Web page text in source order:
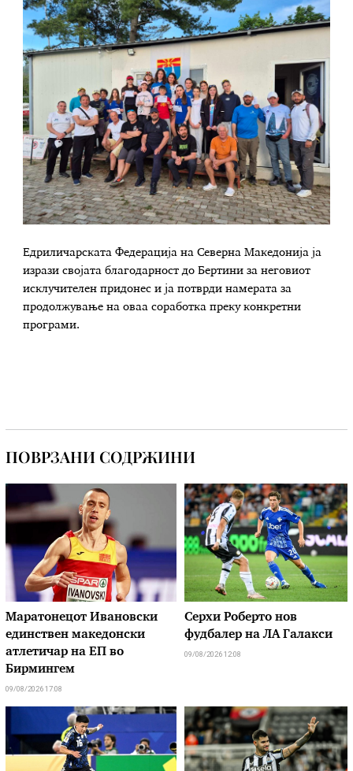
Едриличарската Федерација на Северна Македонија ја
изрази својата благодарност до Бертини за неговиот
исклучителен придонес и ја потврди намерата за
продолжување на оваа соработка преку конкретни
програми.
ПОВРЗАНИ СОДРЖИНИ
Маратонецот Ивановски
единствен македонски
атлетичар на ЕП во
Бирмингем
09/08/2026 17:08
Серхи Роберто нов
фудбалер на ЛА Галакси
09/08/2026 12:08